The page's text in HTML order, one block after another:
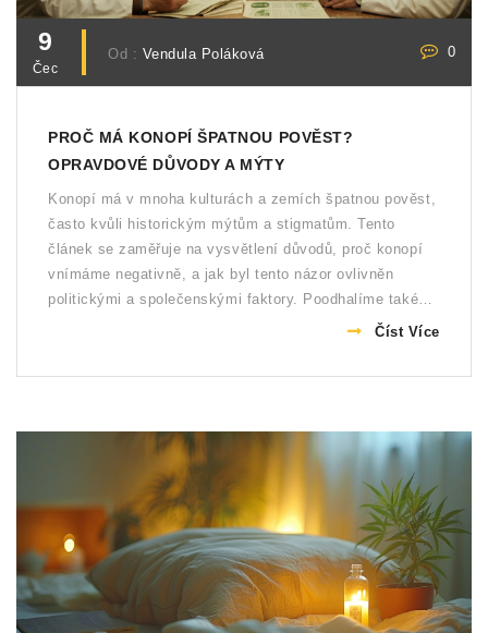
9
Čec
Od : Vendula Poláková 0
PROČ MÁ KONOPÍ ŠPATNOU POVĚST?
OPRAVDOVÉ DŮVODY A MÝTY
Konopí má v mnoha kulturách a zemích špatnou pověst,
často kvůli historickým mýtům a stigmatům. Tento
článek se zaměřuje na vysvětlení důvodů, proč konopí
vnímáme negativně, a jak byl tento názor ovlivněn
politickými a společenskými faktory. Poodhalíme také
fakta a zajímavosti, které vám mohou změnit pohled na
brát konopí v úvahu i jiným způsobem.
Číst Více